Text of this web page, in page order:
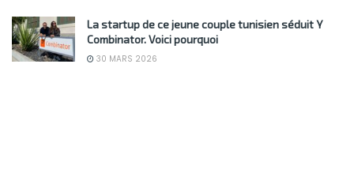
La startup de ce jeune couple tunisien séduit Y
Combinator. Voici pourquoi
30 MARS 2026